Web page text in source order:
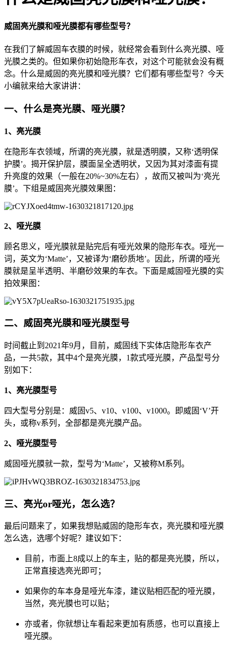
威固亮光膜和哑光膜都有哪些型号？
在我们了解威固车衣膜的时候，就经常会看到什么亮光膜、哑
光膜之类的。但如果你初始隐形车衣，对这个可能就会没有概
念。什么是威固的亮光膜和哑光膜？它们都有哪些型号？今天
小编就来给大家讲讲：
一、什么是亮光膜、哑光膜？
1、亮光膜
在隐形车衣领域，所谓的亮光膜，就是透明膜，又称‘透明保
护膜’。揭开保护层，膜面呈全透明状，又因为其对漆面有提
升亮度的效果（一般在20%~30%左右），故而又被叫为‘亮光
膜’。下组是威固亮光膜效果图：
2、哑光膜
顾名思义，哑光膜就是贴完后有哑光效果的隐形车衣。哑光一
词，英文为‘Matte’，又被译为‘磨砂质地’。因此，所谓的哑光
膜就是呈半透明、半磨砂效果的车衣。下面是威固哑光膜的实
拍效果图：
二、威固亮光膜和哑光膜型号
时间截止到2021年9月，目前，威固线下实体店隐形车衣产
品，一共5款，其中4个是亮光膜，1款式哑光膜，产品型号分
别如下：
1、亮光膜型号
四大型号分别是：威固v5、v10、v100、v1000。即威固‘V’开
头，或称v系列，全部都是亮光膜产品。
2、哑光膜型号
威固哑光膜就一款，型号为‘Matte’，又被称M系列。
三、亮光or哑光，怎么选？
最后问题来了，如果我想贴威固的隐形车衣，亮光膜和哑光膜
怎么选，选哪个好呢？建议如下：
目前，市面上8成以上的车主，贴的都是亮光膜，所以，
正常直接选亮光即可；
如果你的车本身是哑光车漆，建议贴相匹配的哑光膜，
当然，亮光膜也可以贴；
亦或者，你就想让车看起来更加有质感，也可以直接上
哑光膜。